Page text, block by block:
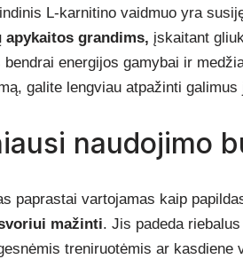
L-karnitino vaidmuo yra
apykaitos grandims, įskaitant
bendrai energijos gamybai ir
galite lengviau atpažinti
naudojimo
paprastai vartojamas kaip
mažinti. Jis padeda
treniruotėmis ar kasdiene